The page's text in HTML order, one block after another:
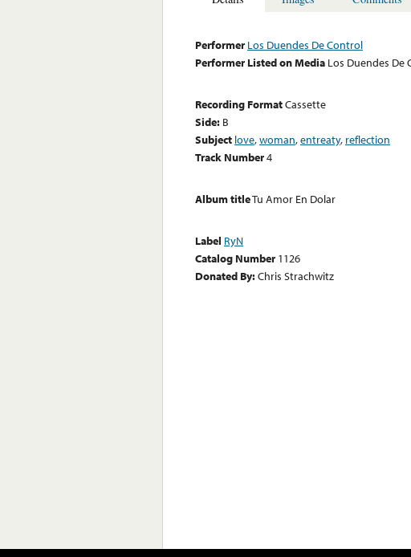
Performer Los Duendes De Control
Performer Listed on Media Los Duendes De
Recording FormatCassette
Side: B
Subject love,woman,entreaty, reflection
Track Number4
Album titleTu Amor En Dolar
Label RyN
Catalog Number 1126
Donated By:Chris Strachwitz